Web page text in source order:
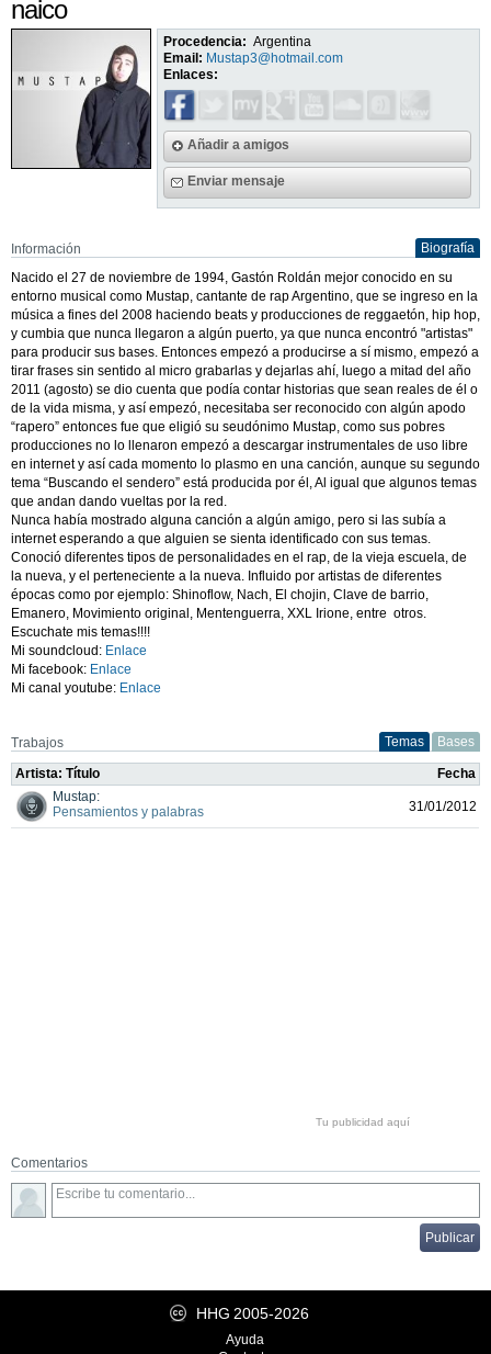
naico
Procedencia: Argentina
Email: Mustap3@hotmail.com
Enlaces:
Añadir a amigos
Enviar mensaje
Información
Biografía
Nacido el 27 de noviembre de 1994, Gastón Roldán mejor conocido en su
entorno musical como Mustap, cantante de rap Argentino, que se ingreso en la
música a fines del 2008 haciendo beats y producciones de reggaetón, hip hop,
y cumbia que nunca llegaron a algún puerto, ya que nunca encontró "artistas"
para producir sus bases. Entonces empezó a producirse a sí mismo, empezó a
tirar frases sin sentido al micro grabarlas y dejarlas ahí, luego a mitad del año
2011 (agosto) se dio cuenta que podía contar historias que sean reales de él o
de la vida misma, y así empezó, necesitaba ser reconocido con algún apodo
“rapero” entonces fue que eligió su seudónimo Mustap, como sus pobres
producciones no lo llenaron empezó a descargar instrumentales de uso libre
en internet y así cada momento lo plasmo en una canción, aunque su segundo
tema “Buscando el sendero” está producida por él, Al igual que algunos temas
que andan dando vueltas por la red.
Nunca había mostrado alguna canción a algún amigo, pero si las subía a
internet esperando a que alguien se sienta identificado con sus temas.
Conoció diferentes tipos de personalidades en el rap, de la vieja escuela, de
la nueva, y el perteneciente a la nueva. Influido por artistas de diferentes
épocas como por ejemplo: Shinoflow, Nach, El chojin, Clave de barrio,
Emanero, Movimiento original, Mentenguerra, XXL Irione, entre otros.
Escuchate mis temas!!!!
Mi soundcloud: Enlace
Mi facebook: Enlace
Mi canal youtube: Enlace
Trabajos Temas Bases
Artista: Título
Fecha
Mustap:
Pensamientos y palabras
31/01/2012
Tu publicidad aquí
Comentarios
HHG 2005-2026
Ayuda